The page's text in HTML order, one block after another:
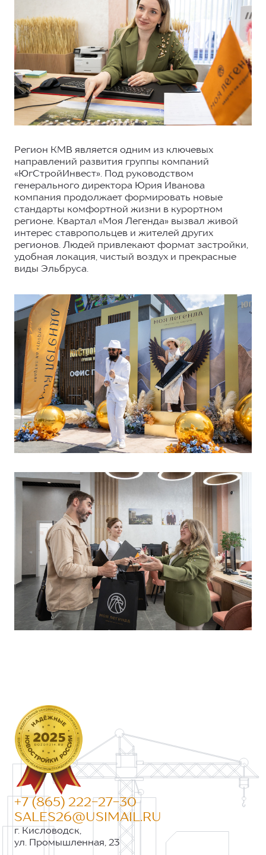
Регион КМВ является одним из ключевых
направлений развития группы компаний
«ЮгСтройИнвест». Под руководством
генерального директора Юрия Иванова
компания продолжает формировать новые
стандарты комфортной жизни в курортном
регионе. Квартал «Моя Легенда» вызвал живой
интерес ставропольцев и жителей других
регионов. Людей привлекают формат застройки,
удобная локация, чистый воздух и прекрасные
виды Эльбруса.
+7 (865) 222-27-30
SALES26@USIMAIL.RU
г. Кисловодск,
ул. Промышленная, 23